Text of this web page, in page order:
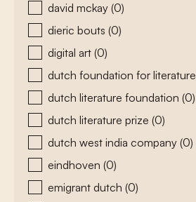
david mckay (0)
dieric bouts (0)
digital art (0)
dutch foundation for literature
dutch literature foundation (0)
dutch literature prize (0)
dutch west india company (0)
eindhoven (0)
emigrant dutch (0)